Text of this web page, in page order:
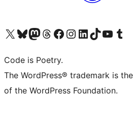
Visit our X (formerly Twitter) account
Visit our Bluesky account
Visit our Mastodon account
Visit our Threads account
Visit our Facebook page
Visit our Instagram account
Visit our LinkedIn account
Visit our TikTok account
Visit our YouTube
Visit our
Code is Poetry.
The WordPress® trademark is
of the WordPress Foundation.